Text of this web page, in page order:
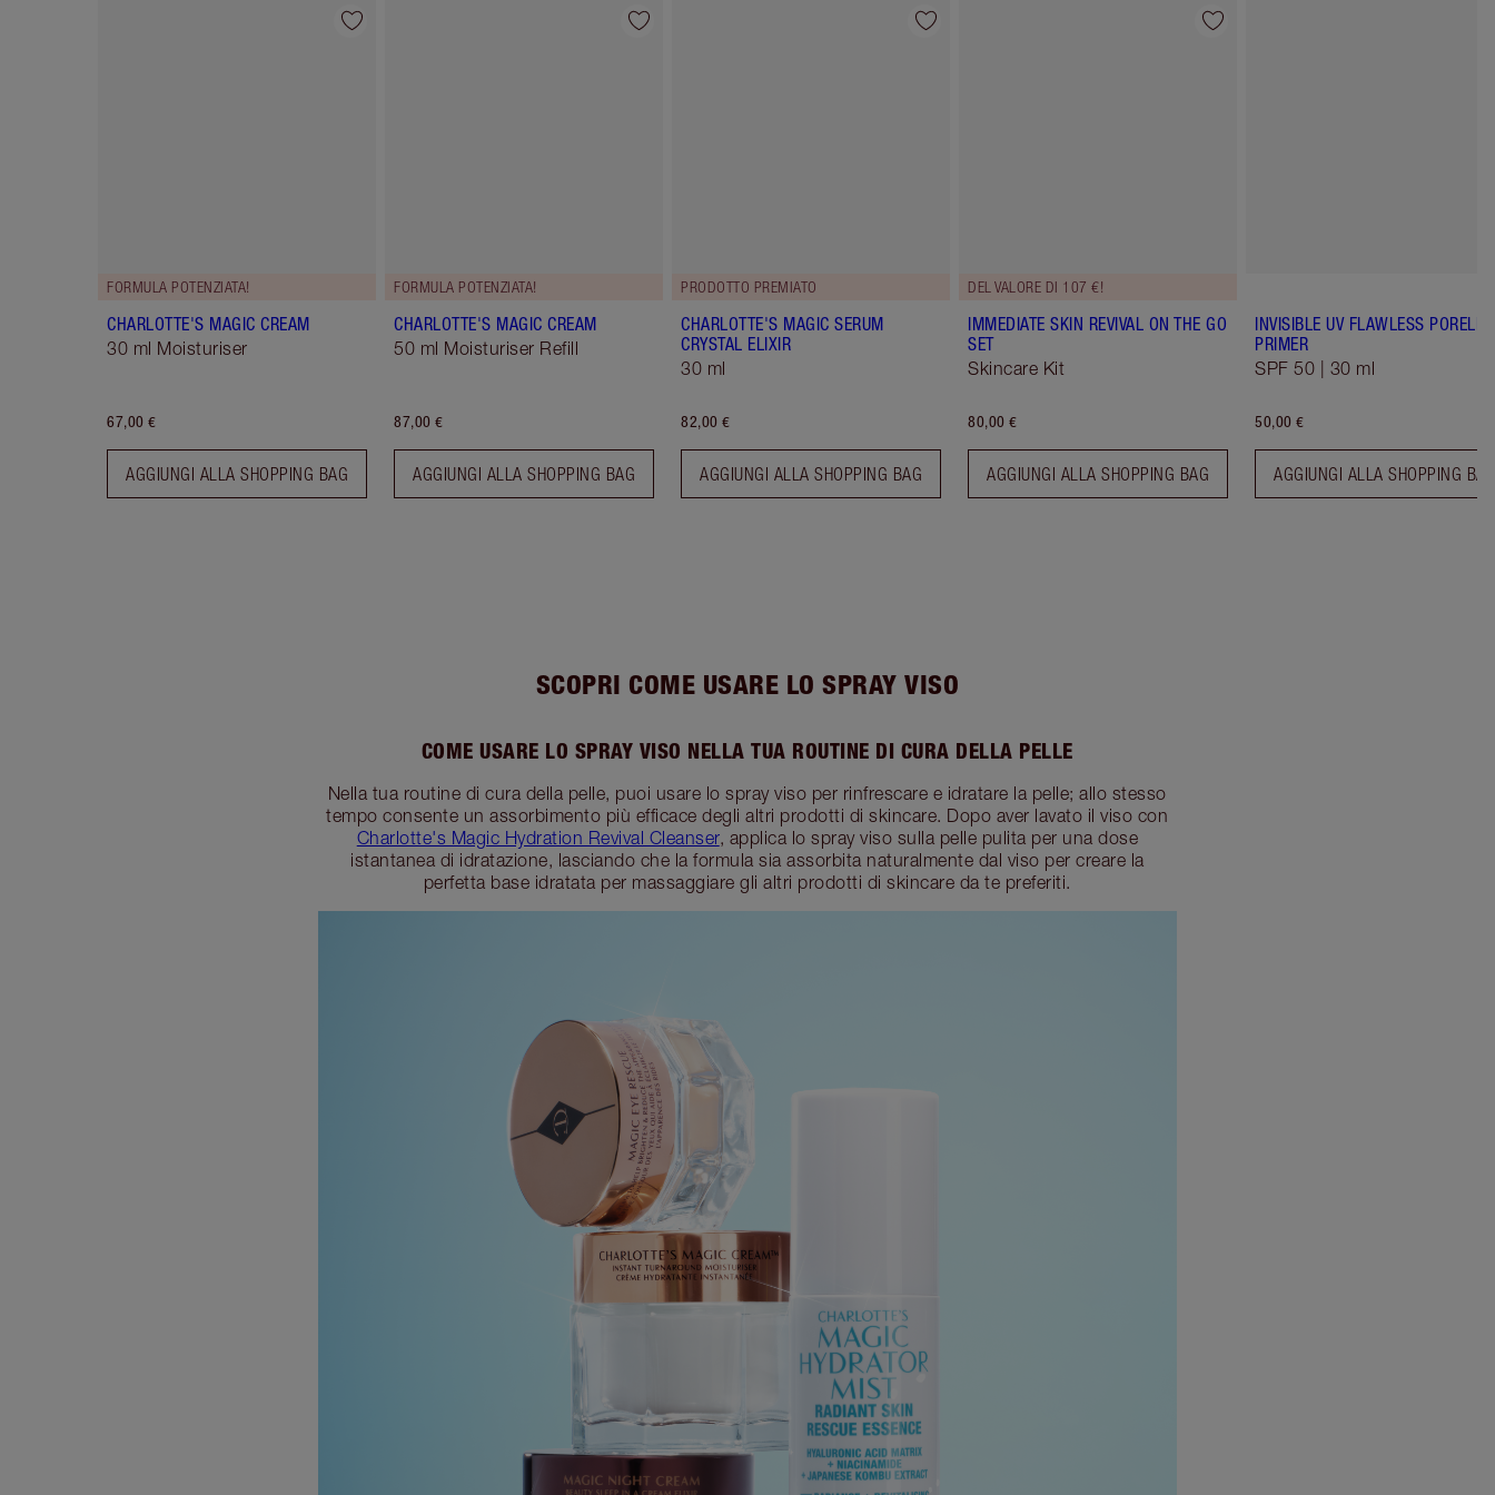
Articolo 1 di 114
FORMULA POTENZIATA!
CHARLOTTE'S MAGIC CREAM
30 ml Moisturiser
67,00 €
AGGIUNGI ALLA SHOPPING BAG
Articolo 2 di 114
FORMULA POTENZIATA!
CHARLOTTE'S MAGIC CREAM
50 ml Moisturiser Refill
87,00 €
AGGIUNGI ALLA SHOPPING BAG
Articolo 3 di 114
PRODOTTO PREMIATO
CHARLOTTE'S MAGIC SERUM
CRYSTAL ELIXIR
30 ml
82,00 €
AGGIUNGI ALLA SHOPPING BAG
Articolo 4 di 114
DEL VALORE DI 107 €!
IMMEDIATE SKIN REVIVAL ON THE GO
SET
Skincare Kit
80,00 €
AGGIUNGI ALLA SHOPPING BAG
INVISIBLE UV FLAWLESS
PRIMER
SPF 50 | 30 ml
50,00 €
AGGIUNGI ALLA SHOPPING BAG
SCOPRI COME USARE LO SPRAY VISO
COME USARE LO SPRAY VISO NELLA TUA ROUTINE DI CURA DELLA PELLE
Nella tua routine di cura della pelle, puoi usare lo spray viso per rinfrescare e idratare la pelle; allo stesso
tempo consente un assorbimento più efficace degli altri prodotti di skincare. Dopo aver lavato il viso con
Charlotte's Magic Hydration Revival Cleanser, applica lo spray viso sulla pelle pulita per una dose
istantanea di idratazione, lasciando che la formula sia assorbita naturalmente dal viso per creare la
perfetta base idratata per massaggiare gli altri prodotti di skincare da te preferiti.